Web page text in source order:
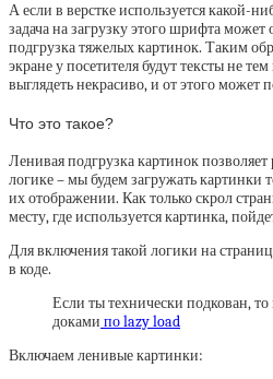
А если в верстке используется какой-
задача на загрузку этого шрифта может
подгрузка тяжелых картинок. Таким
экране у посетителя будут тексты не
выглядеть некрасиво, и от этого может
Что это такое?
Ленивая подгрузка картинок позволяет
логике – мы будем загружать картинки
их отображении. Как только скрол
месту, где используется картинка,
Для включения такой логики на
в коде.
Если ты технически подкован,
доками по lazy load
Включаем ленивые картинки: